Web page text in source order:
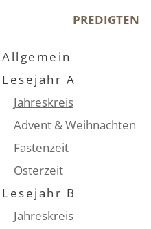
PREDIGTEN
Allgemein
Lesejahr A
Jahreskreis
Advent & Weihnachten
Fastenzeit
Osterzeit
Lesejahr B
Jahreskreis